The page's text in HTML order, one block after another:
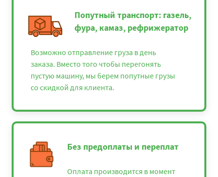
Попутный транспорт: газель,
фура, камаз, рефрижератор
Возможно отправление груза в день
заказа. Вместо того чтобы перегонять
пустую машину, мы берем попутные грузы
со скидкой для клиента.
Без предоплаты и переплат
Оплата производится в момент